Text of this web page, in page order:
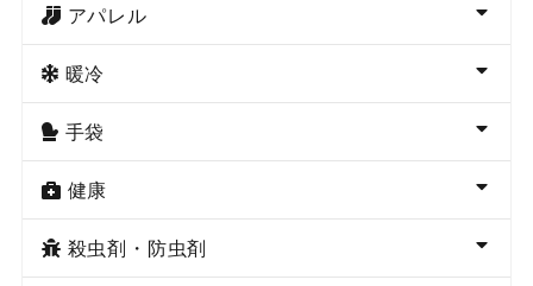
アパレル
暖冷
手袋
健康
殺虫剤・防虫剤